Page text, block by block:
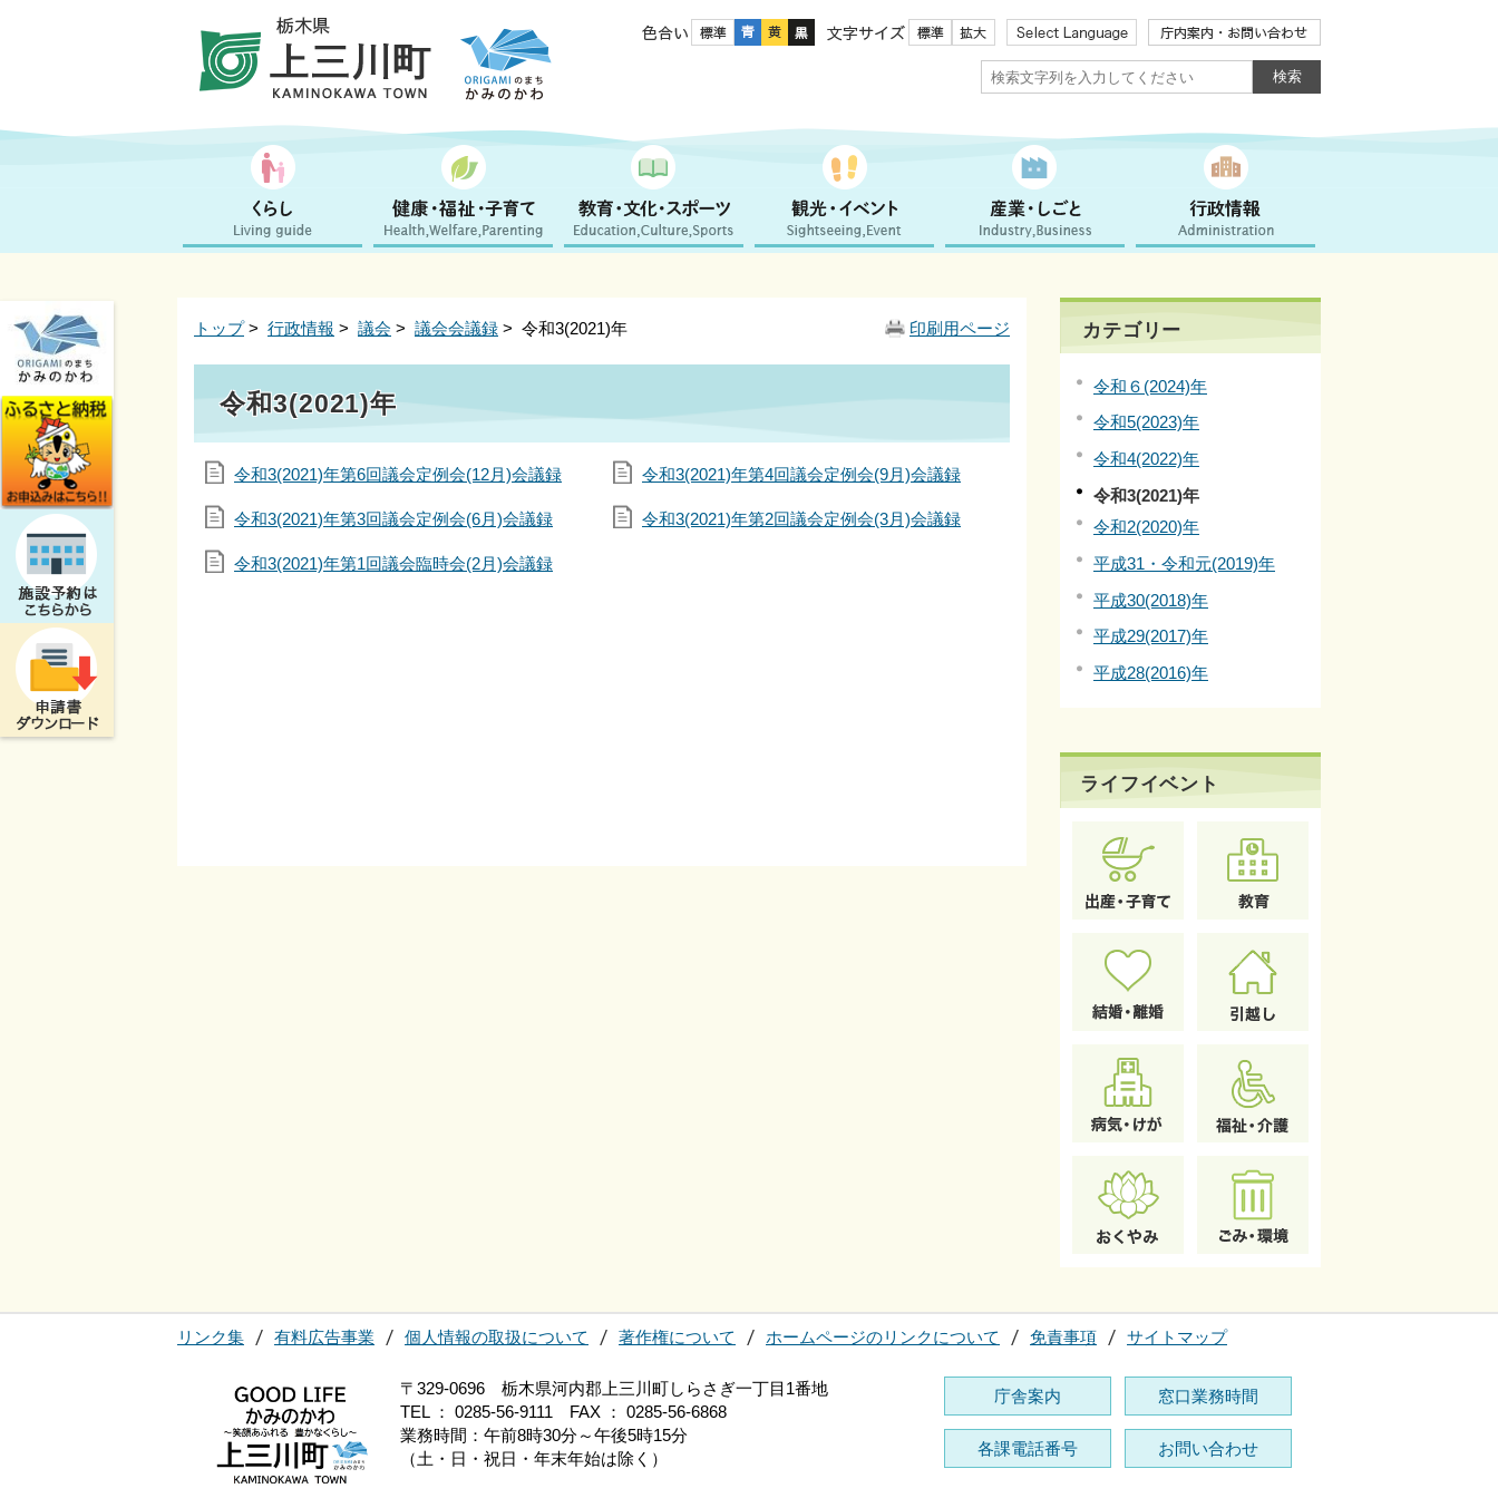
色合い 文字サイズ
印刷用ページ
トップ> 行政情報 > 議会 > 議会会議録 > 令和3(2021)年
令和3(2021)年
令和3(2021)年第6回議会定例会(12月)会議録 令和3(2021)年第4回議会定例会(9月)会議録
令和3(2021)年第3回議会定例会(6月)会議録 令和3(2021)年第2回議会定例会(3月)会議録
令和3(2021)年第1回議会臨時会(2月)会議録
カテゴリー
令和６(2024)年
令和5(2023)年
令和4(2022)年
令和3(2021)年
令和2(2020)年
平成31・令和元(2019)年
平成30(2018)年
平成29(2017)年
平成28(2016)年
ライフイベント
リンク集 有料広告事業 個人情報の取扱について 著作権について ホームページのリンクについて 免責事項 サイトマップ
〒329-0696 栃木県河内郡上三川町しらさぎ一丁目1番地
TEL ： 0285-56-9111 FAX ： 0285-56-6868
業務時間：午前8時30分～午後5時15分
（土・日・祝日・年末年始は除く）
庁舎案内 窓口業務時間
各課電話番号 お問い合わせ